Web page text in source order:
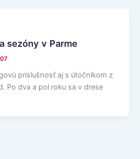
sezóny v Parme
príslušnosť aj s útočníkom z
Po dva a pol roku sa v drese